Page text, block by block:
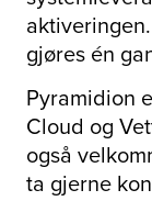
gjøres én
Pyramidion
Cloud og
også
ta gjerne